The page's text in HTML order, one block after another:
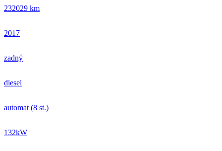
232029 km
2017
zadný
diesel
automat (8 st.)
132kW